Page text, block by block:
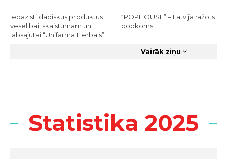
Iepazīsti dabiskus produktus
veselībai, skaistumam un
labsajūtai “Unifarma Herbals”!
“POPHOUSE” – Latvijā ražots
popkorns
Vairāk ziņu
Statistika 2025